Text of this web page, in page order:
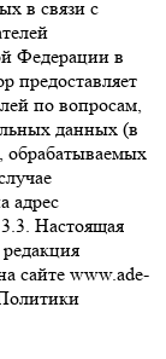
в связи с
Федерации в
предоставляет
по вопросам,
данных (в
обрабатываемых
адрес
Настоящая
сайте www.ade-